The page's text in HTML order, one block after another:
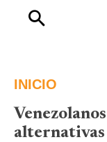
INICIO
alternativas